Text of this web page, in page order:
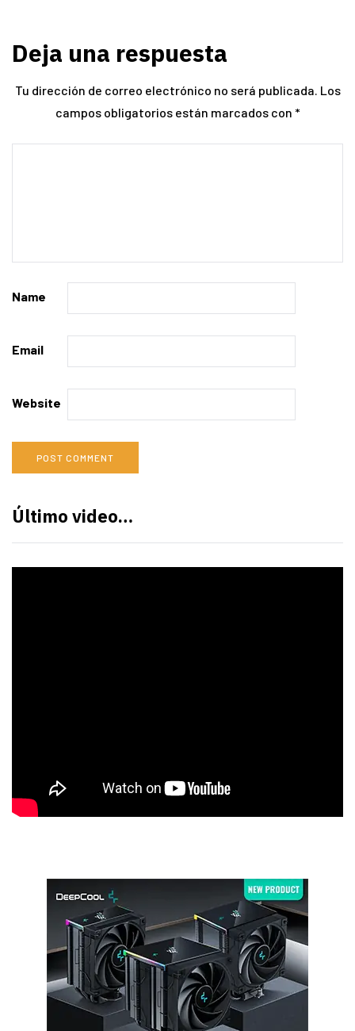
Deja una respuesta
Tu dirección de correo electrónico no será publicada. Los
campos obligatorios están marcados con *
Name
Email
Website
Último video…